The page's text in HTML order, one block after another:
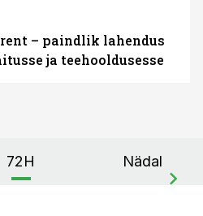
– paindlik lahendus
ja teehooldusesse
72H Nädal